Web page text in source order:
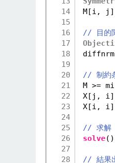
14
15
16
17
18
19
20
21
22
23
24
25
26
27
28
M[i,
// 目的
// 制約
M
X[j,
// 求解
solve
// 結果